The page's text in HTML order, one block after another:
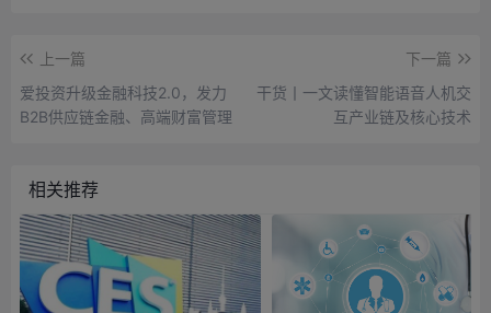
上一篇
爱投资升级金融科技2.0，发力
B2B供应链金融、高端财富管理
下一篇
干货丨一文读懂智能语音人机交
互产业链及核心技术
相关推荐